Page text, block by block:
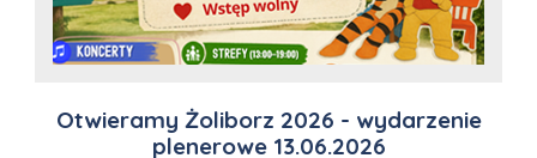
Otwieramy Żoliborz 2026 - wydarzenie
plenerowe 13.06.2026